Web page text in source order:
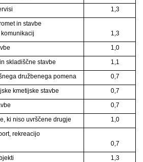
1,3
in stavbe
1,3
1,0
skladiščne stavbe
1,1
družbenega pomena
0,7
kmetijske stavbe
0,7
0,7
ki niso uvrščene drugje 1,0
rekreacijo
0,7
1,3